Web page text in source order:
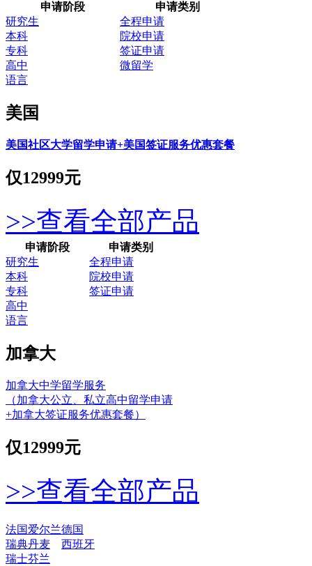
申请阶段
申请类别
研究生
全程申请
本科
院校申请
专科
签证申请
高中
微留学
语言
美国
美国社区大学留学申请+美国签证服务优惠套餐
仅12999元
>>查看全部产品
申请阶段
申请类别
研究生
全程申请
本科
院校申请
专科
签证申请
高中
语言
加拿大
加拿大中学留学服务
（加拿大公立、私立高中留学申请
+加拿大签证服务优惠套餐）
仅12999元
>>查看全部产品
法国爱尔兰德国
瑞典丹麦
西班牙
瑞士芬兰